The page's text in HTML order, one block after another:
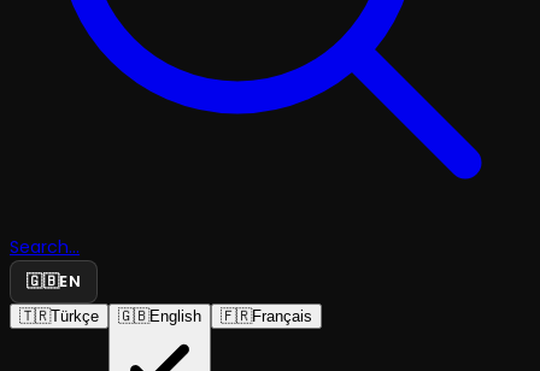
Search...
🇬🇧EN
🇹🇷Türkçe 🇬🇧English 🇫🇷Français